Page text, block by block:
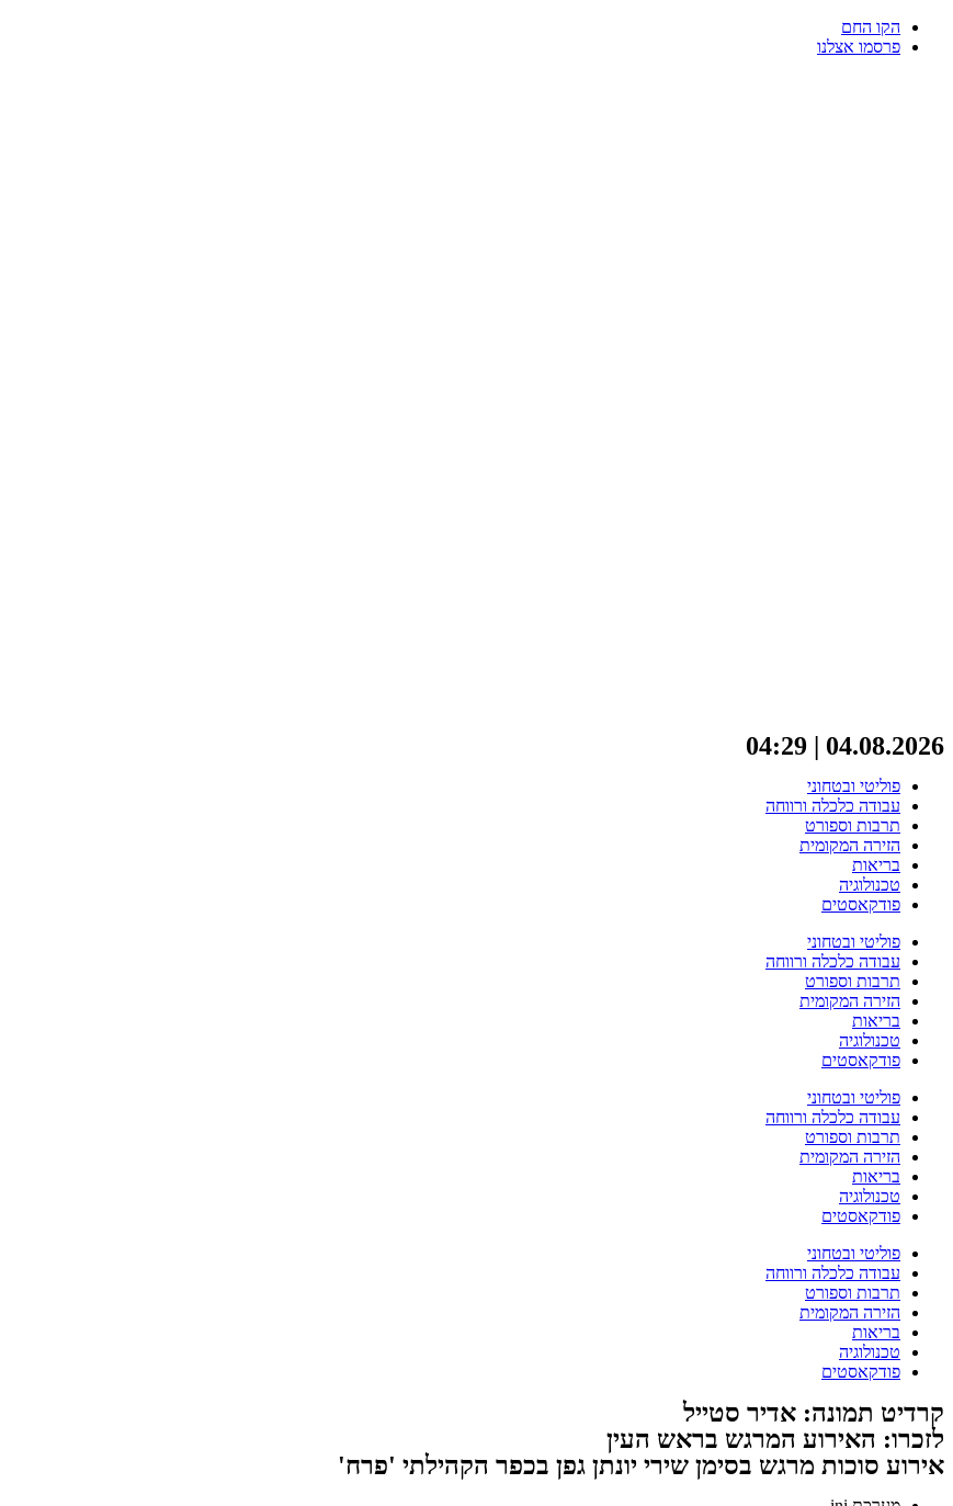
לתוכן
הקו החם
פרסמו אצלנו
04.08.2026 | 04:29
פוליטי ובטחוני
עבודה כלכלה ורווחה
תרבות וספורט
הזירה המקומית
בריאות
טכנולוגיה
פודקאסטים
פוליטי ובטחוני
עבודה כלכלה ורווחה
תרבות וספורט
הזירה המקומית
בריאות
טכנולוגיה
פודקאסטים
פוליטי ובטחוני
עבודה כלכלה ורווחה
תרבות וספורט
הזירה המקומית
בריאות
טכנולוגיה
פודקאסטים
פוליטי ובטחוני
עבודה כלכלה ורווחה
תרבות וספורט
הזירה המקומית
בריאות
טכנולוגיה
פודקאסטים
קרדיט תמונה: אדיר סטייל
לזכרו: האירוע המרגש בראש העין
אירוע סוכות מרגש בסימן שירי יונתן גפן בכפר הקהילתי 'פרח'